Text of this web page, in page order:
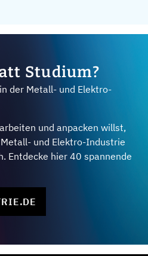
Studium?
der Metall- und Elektro-
und anpacken willst,
und Elektro-Industrie
Entdecke hier 40 spannende